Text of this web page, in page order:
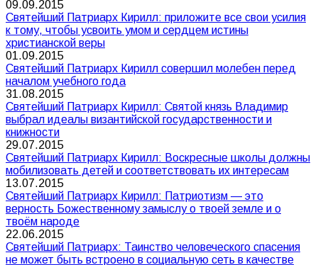
09.09.2015
Святейший Патриарх Кирилл: приложите все свои усилия
к тому, чтобы усвоить умом и сердцем истины
христианской веры
01.09.2015
Святейший Патриарх Кирилл совершил молебен перед
началом учебного года
31.08.2015
Святейший Патриарх Кирилл: Святой князь Владимир
выбрал идеалы византийской государственности и
книжности
29.07.2015
Святейший Патриарх Кирилл: Воскресные школы должны
мобилизовать детей и соответствовать их интересам
13.07.2015
Святейший Патриарх Кирилл: Патриотизм — это
верность Божественному замыслу о твоей земле и о
твоём народе
22.06.2015
Святейший Патриарх: Таинство человеческого спасения
не может быть встроено в социальную сеть в качестве